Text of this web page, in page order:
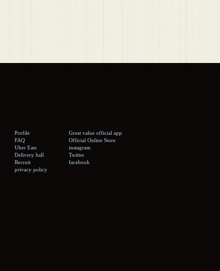
Profile
FAQ
Uber Eats
Delivery hall
Recruit
privacy policy
Great value official app
Official Online Store
instagram
Twitter
facebook